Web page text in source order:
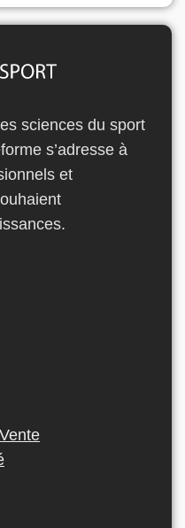
sciences du sport
s’adresse à
et